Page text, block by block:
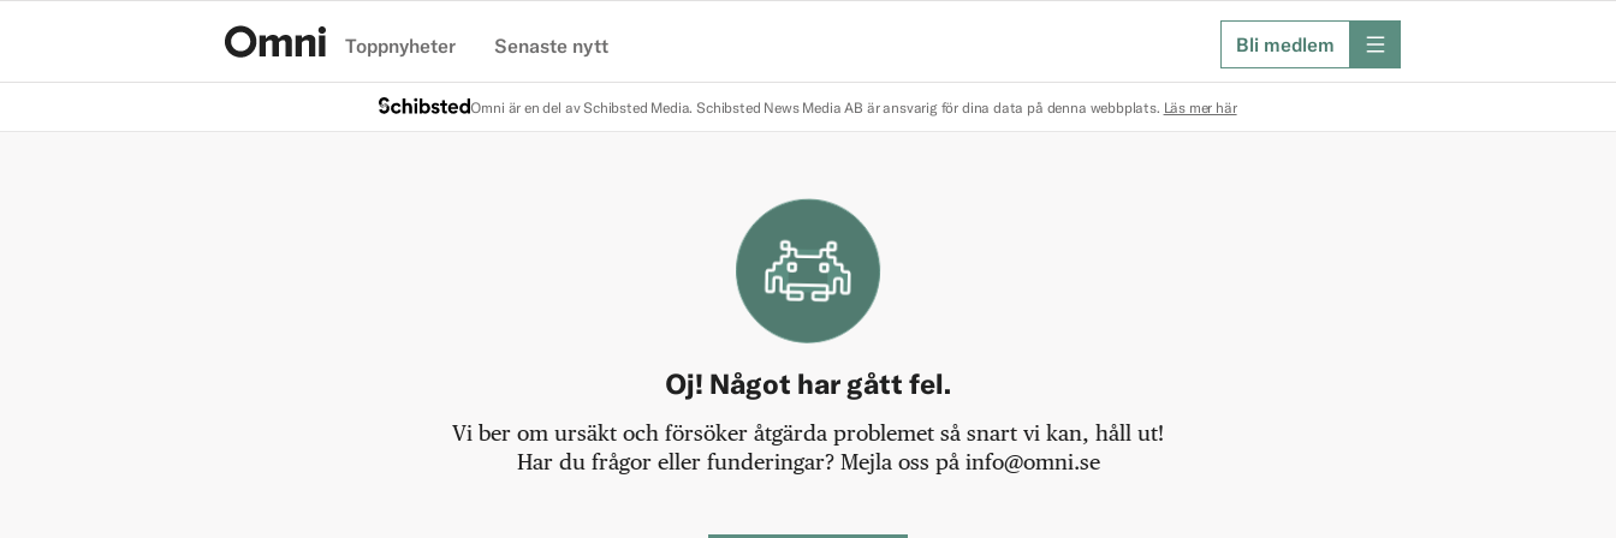
Toppnyheter Senaste nytt Bli medlem meny
Omni är en del av Schibsted Media. Schibsted News Media AB är ansvarig för dina data på denna webbplats. Läs mer här
Oj! Något har gått fel.
Vi ber om ursäkt och försöker åtgärda problemet så snart vi kan, håll ut!
Har du frågor eller funderingar? Mejla oss på info@omni.se